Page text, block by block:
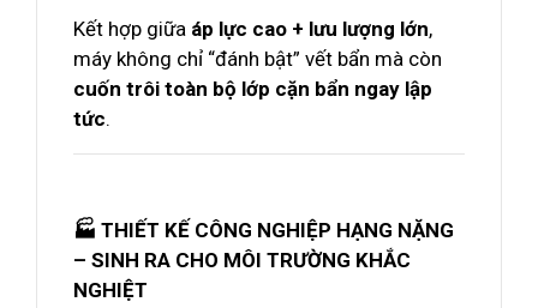
Kết hợp giữa áp lực cao + lưu lượng lớn,
máy không chỉ “đánh bật” vết bẩn mà còn
cuốn trôi toàn bộ lớp cặn bẩn ngay lập
tức.
🏭 THIẾT KẾ CÔNG NGHIỆP HẠNG NẶNG
– SINH RA CHO MÔI TRƯỜNG KHẮC
NGHIỆT